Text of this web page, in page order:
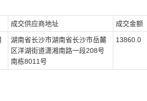
成交供应商地址 成交金额
湖南省长沙市湖南省长沙市岳麓
区洋湖街道潇湘南路一段208号
南栋8011号
13860.0